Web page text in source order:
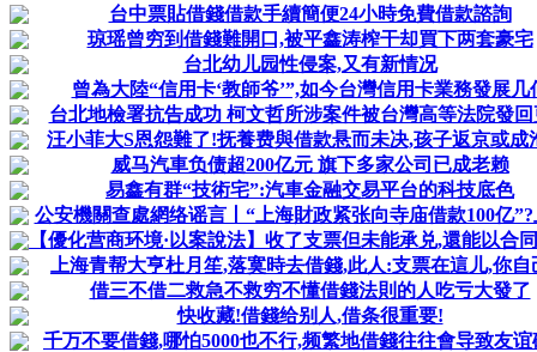
台中票貼借錢借款手續簡便24小時免費借款諮詢
琼瑶曾穷到借錢難開口,被平鑫涛榨干却買下两套豪宅
台北幼儿园性侵案,又有新情况
曾為大陸“信用卡‘教師爷’”,如今台灣信用卡業務發展几
台北地檢署抗告成功 柯文哲所涉案件被台灣高等法院發回
汪小菲大S恩怨難了!抚養费與借款悬而未决,孩子返京或成
威马汽車负债超200亿元 旗下多家公司已成老赖
易鑫有群“技術宅”:汽車金融交易平台的科技底色
公安機關查處網络谣言丨“上海財政紧张向寺庙借款100亿”?
【優化营商环境·以案說法】收了支票但未能承兑,還能以合
上海青帮大亨杜月笙,落寞時去借錢,此人:支票在這儿,你自
借三不借二救急不救穷不懂借錢法則的人吃亏大發了
快收藏!借錢给别人,借条很重要!
千万不要借錢,哪怕5000也不行,频繁地借錢往往會导致友